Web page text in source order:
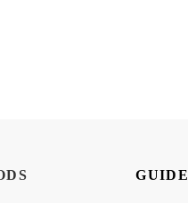
GUIDE